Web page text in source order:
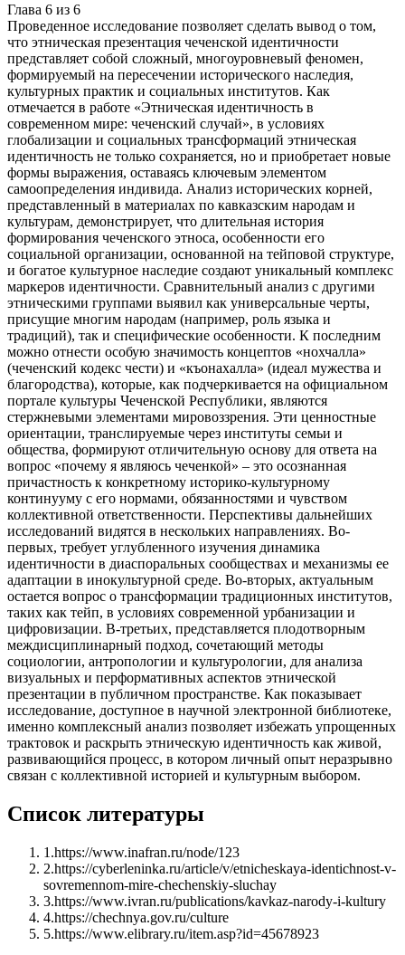
Глава 6 из 6
Проведенное исследование позволяет сделать вывод о том,
что этническая презентация чеченской идентичности
представляет собой сложный, многоуровневый феномен,
формируемый на пересечении исторического наследия,
культурных практик и социальных институтов. Как
отмечается в работе «Этническая идентичность в
современном мире: чеченский случай», в условиях
глобализации и социальных трансформаций этническая
идентичность не только сохраняется, но и приобретает новые
формы выражения, оставаясь ключевым элементом
самоопределения индивида. Анализ исторических корней,
представленный в материалах по кавказским народам и
культурам, демонстрирует, что длительная история
формирования чеченского этноса, особенности его
социальной организации, основанной на тейповой структуре,
и богатое культурное наследие создают уникальный комплекс
маркеров идентичности. Сравнительный анализ с другими
этническими группами выявил как универсальные черты,
присущие многим народам (например, роль языка и
традиций), так и специфические особенности. К последним
можно отнести особую значимость концептов «нохчалла»
(чеченский кодекс чести) и «къонахалла» (идеал мужества и
благородства), которые, как подчеркивается на официальном
портале культуры Чеченской Республики, являются
стержневыми элементами мировоззрения. Эти ценностные
ориентации, транслируемые через институты семьи и
общества, формируют отличительную основу для ответа на
вопрос «почему я являюсь чеченкой» – это осознанная
причастность к конкретному историко-культурному
континууму с его нормами, обязанностями и чувством
коллективной ответственности. Перспективы дальнейших
исследований видятся в нескольких направлениях. Во-
первых, требует углубленного изучения динамика
идентичности в диаспоральных сообществах и механизмы ее
адаптации в инокультурной среде. Во-вторых, актуальным
остается вопрос о трансформации традиционных институтов,
таких как тейп, в условиях современной урбанизации и
цифровизации. В-третьих, представляется плодотворным
междисциплинарный подход, сочетающий методы
социологии, антропологии и культурологии, для анализа
визуальных и перформативных аспектов этнической
презентации в публичном пространстве. Как показывает
исследование, доступное в научной электронной библиотеке,
именно комплексный анализ позволяет избежать упрощенных
трактовок и раскрыть этническую идентичность как живой,
развивающийся процесс, в котором личный опыт неразрывно
связан с коллективной историей и культурным выбором.
Список литературы
1 .https://www.inafran.ru/node/123
2.https://cyberleninka.ru/article/v/etnicheskaya-identichnost-v-
sovremennom-mire-chechenskiy-sluchay
3.https://www.ivran.ru/publications/kavkaz-narody-i-kultury
4.https://chechnya.gov.ru/culture
5.https://www.elibrary.ru/item.asp?id=45678923